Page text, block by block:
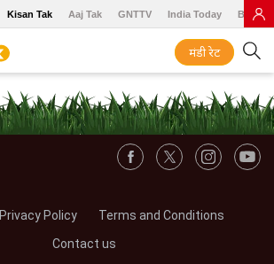
Kisan Tak Aaj Tak GNTTV India Today BT
मंडी रेट
Privacy Policy
Terms and Conditions
Contact us